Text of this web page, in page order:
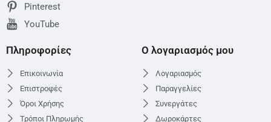
Pinterest
YouTube
Πληροφορίες
Επικοινωνία
Επιστροφές
Όροι Χρήσης
Τρόποι Πληρωμής
Ο λογαριασμός μου
Λογαριασμός
Παραγγελίες
Συνεργάτες
Δωροκάρτες